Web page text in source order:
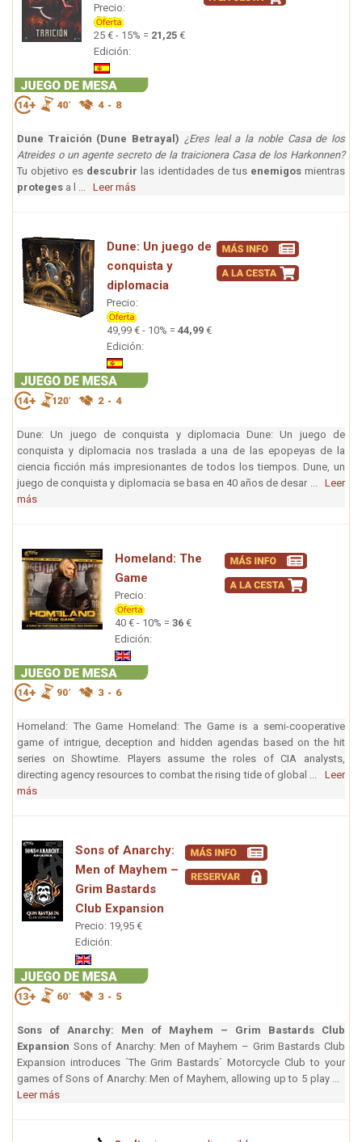
Precio:
25 € - 15% = 21,25 €
Edición:
Dune Traición (Dune Betrayal) ¿Eres leal a la noble Casa de los
Atreides o un agente secreto de la traicionera Casa de los Harkonnen?
Tu objetivo es descubrir las identidades de tus enemigosmientras
proteges a l ... Leer más
Dune: Un juego de
conquista y
diplomacia
Precio:
49,99 € - 10% = 44,99 €
Edición:
Dune: Un juego de conquista y diplomacia Dune: Un juego de
conquista y diplomacia nos traslada a una de las epopeyas de la
ciencia ficción más impresionantes de todos los tiempos. Dune, un
juego de conquista y diplomacia se basa en 40 años de desar ... Leer
más
Homeland: The
Game
Precio:
40 € - 10% = 36 €
Edición:
Homeland: The Game Homeland: The Game is a semi-cooperative
game of intrigue, deception and hidden agendas based on the hit
series on Showtime. Players assume the roles of CIA analysts,
directing agency resources to combat the rising tide of global ... Leer
más
Sons of Anarchy:
Men of Mayhem –
Grim Bastards
Club Expansion
Precio: 19,95 €
Edición:
Sons of Anarchy: Men of Mayhem – Grim Bastards Club
Expansion Sons of Anarchy: Men of Mayhem – Grim Bastards Club
Expansion introduces ´The Grim Bastards´ Motorcycle Club to your
games of Sons of Anarchy: Men of Mayhem, allowing up to 5 play ...
Leer más